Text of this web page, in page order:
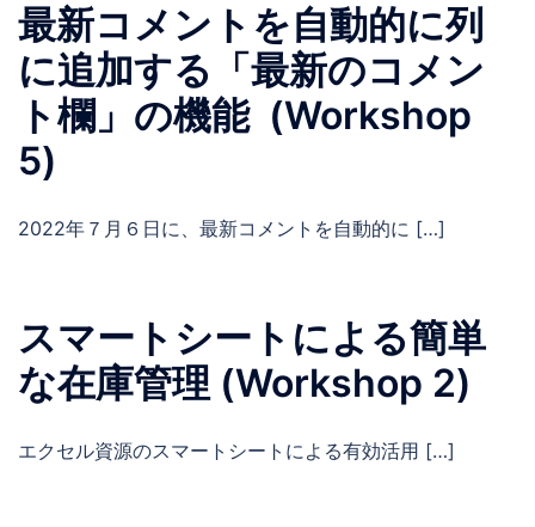
最新コメントを自動的に列
に追加する「最新のコメン
ト欄」の機能 (Workshop
5)
2022年７月６日に、最新コメントを自動的に […]
スマートシートによる簡単
な在庫管理 (Workshop 2)
エクセル資源のスマートシートによる有効活用 […]